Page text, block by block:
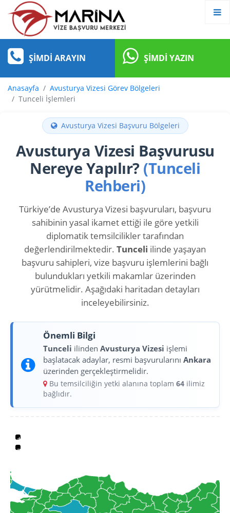
ŞIMDI ARAYIN ŞIMDI YAZIN
Anasayfa
Avusturya Vizesi Görev Bölgeleri
Tunceli İşlemleri
Avusturya Vizesi Başvuru Bölgeleri
Avusturya Vizesi Başvurusu
Nereye Yapılır? (Tunceli
Rehberi)
Türkiye’de Avusturya Vizesi başvuruları, başvuru
sahibinin yasal ikamet ettiği ile göre yetkili
diplomatik temsilcilikler tarafından
değerlendirilmektedir. Tunceli ilinde yaşayan
başvuru sahipleri, vize başvuru işlemlerini bağlı
bulundukları yetkili makamlar üzerinden
yürütmelidir. Aşağıdaki haritadan detayları
inceleyebilirsiniz.
Önemli Bilgi
Tunceli ilinden Avusturya Vizesi işlemi
başlatacak adaylar, resmi başvurularını Ankara
üzerinden gerçekleştirmelidir.
Bu temsilciliğin yetki alanına toplam 64 ilimiz
bağlıdır.
+
−